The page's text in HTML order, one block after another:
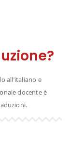
all’italiano e
docente è